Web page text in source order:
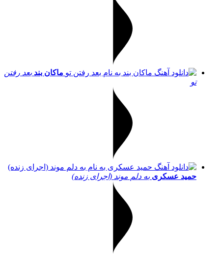
ماکان بند بعد رفتن
تو
حمید عسکری به دلم موند (اجرای زنده)